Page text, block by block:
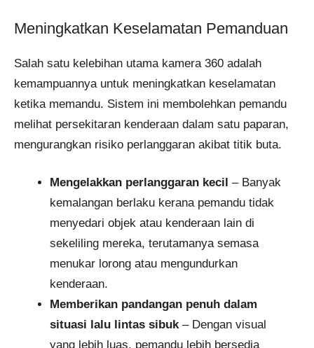
Meningkatkan Keselamatan Pemanduan
Salah satu kelebihan utama kamera 360 adalah
kemampuannya untuk meningkatkan keselamatan
ketika memandu. Sistem ini membolehkan pemandu
melihat persekitaran kenderaan dalam satu paparan,
mengurangkan risiko perlanggaran akibat titik buta.
Mengelakkan perlanggaran kecil – Banyak
kemalangan berlaku kerana pemandu tidak
menyedari objek atau kenderaan lain di
sekeliling mereka, terutamanya semasa
menukar lorong atau mengundurkan
kenderaan.
Memberikan pandangan penuh dalam
situasi lalu lintas sibuk– Dengan visual
yang lebih luas, pemandu lebih bersedia